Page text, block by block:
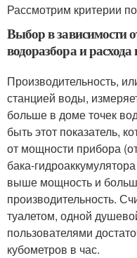
Рассмотрим критерии
Выбор в зависимости
водоразбора и
Производительность,
станцией воды,
больше в доме точек
быть этот показатель,
от мощности прибора
бака-
выше мощность и
производительность.
туалетом, одной
пользователями
кубометров в час.